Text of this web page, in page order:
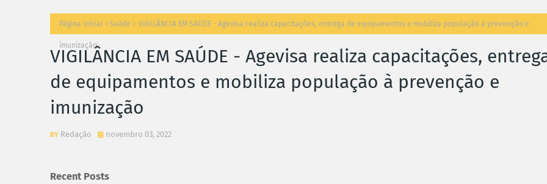
Página inicial Saúde VIGILÂNCIA EM SAÚDE - Agevisa realiza capacitações, entrega de equipamentos e mobiliza população à prevenção e
imunização
VIGILÂNCIA EM SAÚDE - Agevisa realiza capacitações,
de equipamentos e mobiliza população à prevenção e
imunização
Redação novembro 03, 2022
Recent Posts